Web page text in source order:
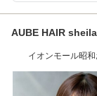
AUBE HAIR
イオンモール昭